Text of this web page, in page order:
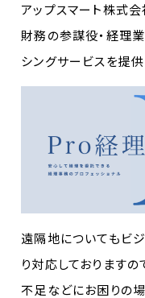
アップスマート株式
財務の参謀役・経理
シングサービスを提供
遠隔地についてもビ
り対応しております
不足などにお困りの